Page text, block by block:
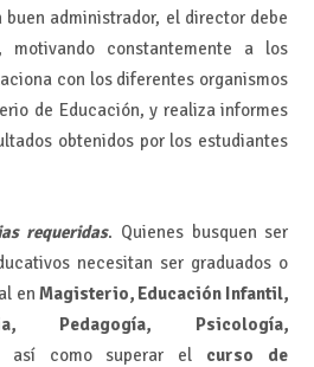
buen administrador, el director debe
constantemente a los
con los diferentes organismos
de Educación, y realiza informes
obtenidos por los estudiantes
requeridas. Quienes busquen ser
necesitan ser graduados o
en Magisterio, Educación Infantil,
Pedagogía, Psicología,
así como superar el curso de